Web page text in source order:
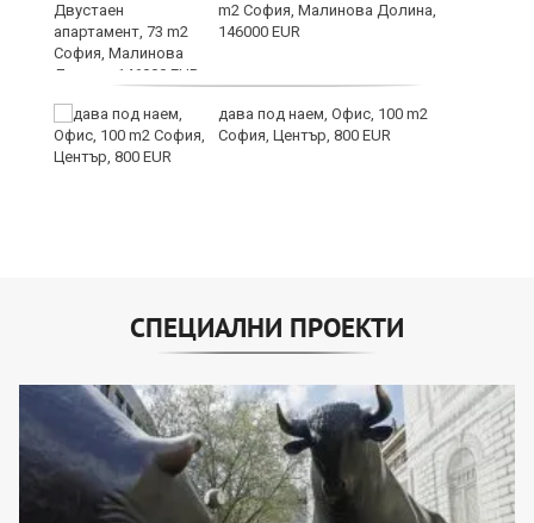
m2 София, Малинова Долина,
146000 EUR
дава под наем, Офис, 100 m2
София, Център, 800 EUR
СПЕЦИАЛНИ ПРОЕКТИ